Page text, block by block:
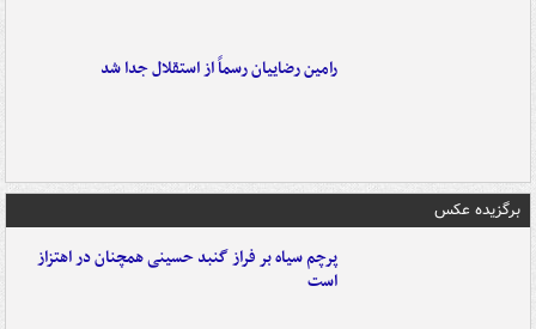
رامین رضاییان رسماً از استقلال جدا شد
برگزیده عکس
پرچم سیاه بر فراز گنبد حسینی همچنان در اهتزاز
است